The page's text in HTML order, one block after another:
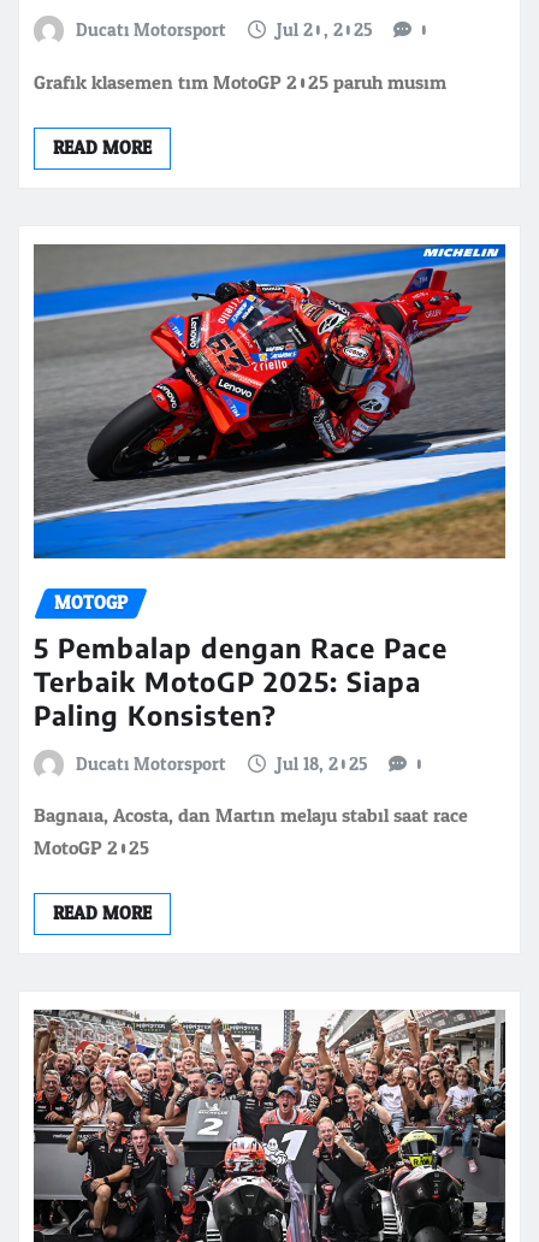
Ducati Motorsport Jul 20, 2025 0
Grafik klasemen tim MotoGP 2025 paruh musim
READ MORE
MOTOGP
5 Pembalap dengan Race Pace
Terbaik MotoGP 2025: Siapa
Paling Konsisten?
Ducati Motorsport Jul 18, 2025 0
Bagnaia, Acosta, dan Martin melaju stabil saat race
MotoGP 2025
READ MORE